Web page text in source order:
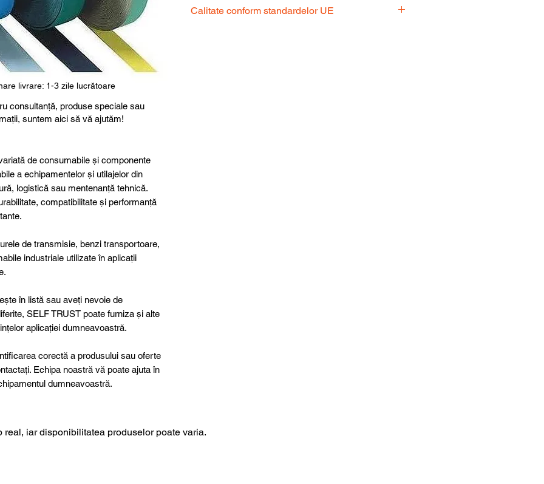
de consumabile și componente
a echipamentelor și utilajelor din
logistică sau mentenanță tehnică.
compatibilitate și performanță
de transmisie, benzi transportoare,
industriale utilizate în aplicații
în listă sau aveți nevoie de
SELF TRUST poate furniza și alte
aplicației dumneavoastră.
corectă a produsului sau oferte
Echipa noastră vă poate ajuta în
dumneavoastră.
pentru a alege produsul potrivit nevoilor
Calitate conform standardelor UE
livrare: 1-3 zile lucrătoare
consultanță, produse speciale sau
suntem aici să vă ajutăm!
iar disponibilitatea produselor poate varia.